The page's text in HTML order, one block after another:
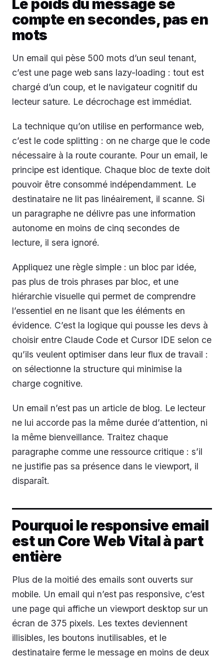
Le poids du message se
compte en secondes, pas en
mots
Un email qui pèse 500 mots d’un seul tenant,
c’est une page web sans lazy-loading : tout est
chargé d’un coup, et le navigateur cognitif du
lecteur sature. Le décrochage est immédiat.
La technique qu’on utilise en performance web,
c’est le code splitting : on ne charge que le code
nécessaire à la route courante. Pour un email, le
principe est identique. Chaque bloc de texte doit
pouvoir être consommé indépendamment. Le
destinataire ne lit pas linéairement, il scanne. Si
un paragraphe ne délivre pas une information
autonome en moins de cinq secondes de
lecture, il sera ignoré.
Appliquez une règle simple : un bloc par idée,
pas plus de trois phrases par bloc, et une
hiérarchie visuelle qui permet de comprendre
l’essentiel en ne lisant que les éléments en
évidence. C’est la logique qui pousse les devs à
choisir entre Claude Code et Cursor IDE selon ce
qu’ils veulent optimiser dans leur flux de travail :
on sélectionne la structure qui minimise la
charge cognitive.
Un email n’est pas un article de blog. Le lecteur
ne lui accorde pas la même durée d’attention, ni
la même bienveillance. Traitez chaque
paragraphe comme une ressource critique : s’il
ne justifie pas sa présence dans le viewport, il
disparaît.
Pourquoi le responsive email
est un Core Web Vital à part
entière
Plus de la moitié des emails sont ouverts sur
mobile. Un email qui n’est pas responsive, c’est
une page qui affiche un viewport desktop sur un
écran de 375 pixels. Les textes deviennent
illisibles, les boutons inutilisables, et le
destinataire ferme le message en moins de deux